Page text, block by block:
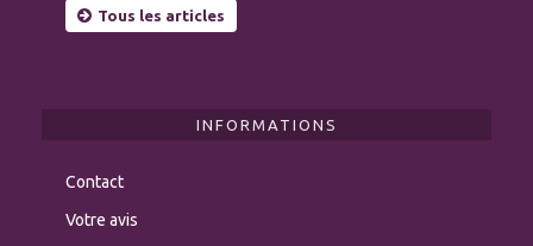
Tous les articles
INFORMATIONS
Contact
Votre avis